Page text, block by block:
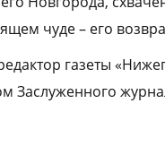
чуде – его
газеты
Заслуженного